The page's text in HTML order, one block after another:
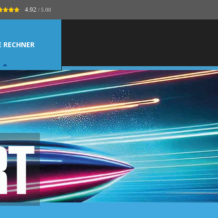
4.92 / 5.00
RECHNER